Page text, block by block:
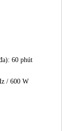
60 phút
/ 600 W